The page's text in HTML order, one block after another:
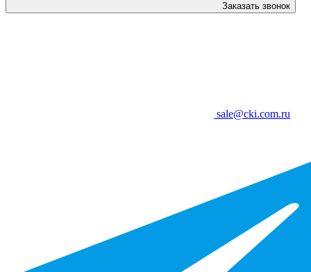
Заказать звонок
sale@cki.com.ru